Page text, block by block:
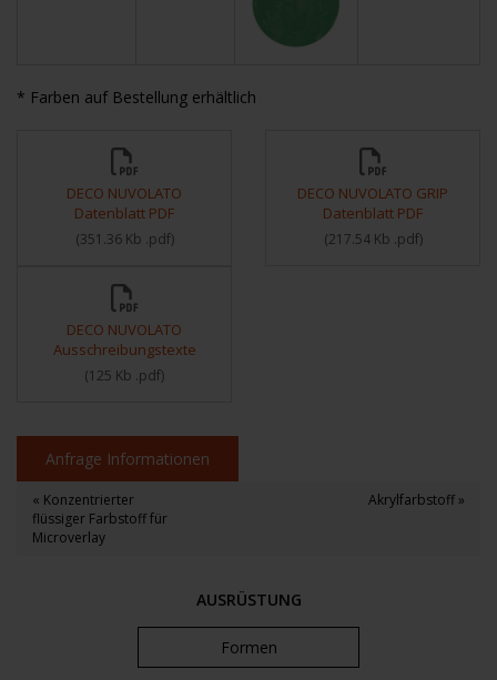
AUSRÜSTUNG
Formen
* Farben auf Bestellung erhältlich
DECO NUVOLATO
Datenblatt PDF
(351.36 Kb .pdf)
DECO NUVOLATO GRIP
Datenblatt PDF
(217.54 Kb .pdf)
DECO NUVOLATO
Ausschreibungstexte
(125 Kb .pdf)
Anfrage Informationen
« Konzentrierter
flüssiger Farbstoff für
Microverlay
Akrylfarbstoff »